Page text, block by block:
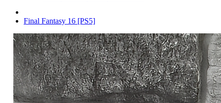
Final Fantasy 16 [PS5]